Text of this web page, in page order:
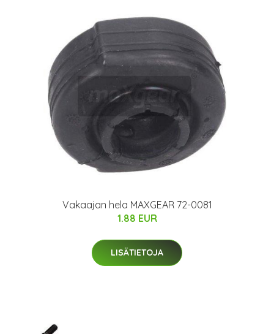
Vakaajan hela MAXGEAR 72-0081
1.88 EUR
LISÄTIETOJA